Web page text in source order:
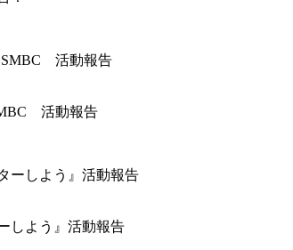
活動報告
しよう』活動報告